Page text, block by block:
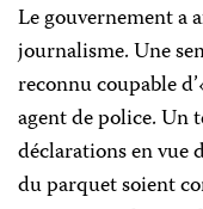
Le gouvernement a
journalisme. Une
reconnu coupable
agent de police. Un
déclarations en vue
du parquet soient